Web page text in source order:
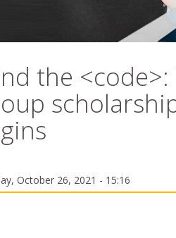
the
October 26, 2021 - 15:16